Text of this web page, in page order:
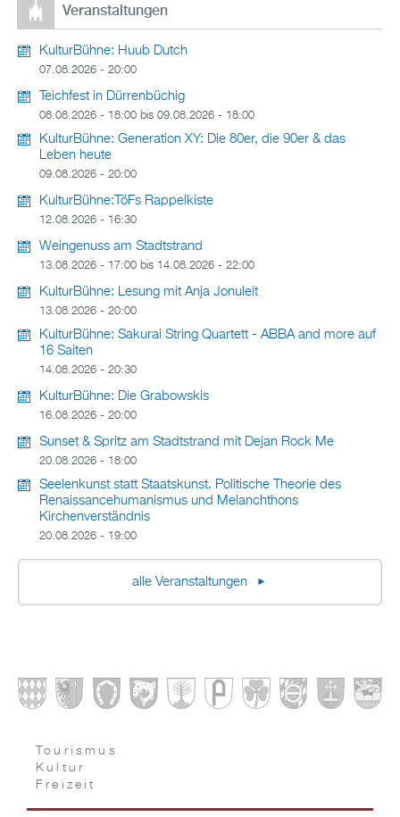
Veranstaltungen
KulturBühne: Huub Dutch
07.08.2026 - 20:00
Teichfest in Dürrenbüchig
08.08.2026 - 18:00 bis 09.08.2026 - 18:00
KulturBühne: Generation XY: Die 80er, die 90er & das
Leben heute
09.08.2026 - 20:00
KulturBühne:TöFs Rappelkiste
12.08.2026 - 16:30
Weingenuss am Stadtstrand
13.08.2026 - 17:00 bis 14.08.2026 - 22:00
KulturBühne: Lesung mit Anja Jonuleit
13.08.2026 - 20:00
KulturBühne: Sakurai String Quartett - ABBA and more auf
16 Saiten
14.08.2026 - 20:30
KulturBühne: Die Grabowskis
16.08.2026 - 20:00
Sunset & Spritz am Stadtstrand mit Dejan Rock Me
20.08.2026 - 18:00
Seelenkunst statt Staatskunst. Politische Theorie des
Renaissancehumanismus und Melanchthons
Kirchenverständnis
20.08.2026 - 19:00
alle Veranstaltungen
Tourismus
Kultur
Freizeit